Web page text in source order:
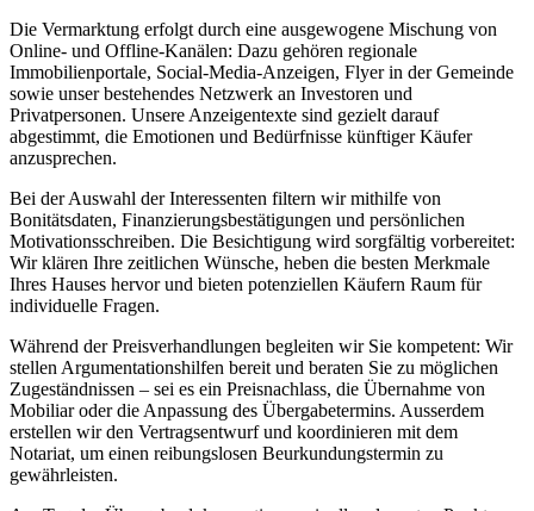
Die Vermarktung erfolgt durch eine ausgewogene Mischung von
Online- und Offline-Kanälen: Dazu gehören regionale
Immobilienportale, Social-Media-Anzeigen, Flyer in der Gemeinde
sowie unser bestehendes Netzwerk an Investoren und
Privatpersonen. Unsere Anzeigentexte sind gezielt darauf
abgestimmt, die Emotionen und Bedürfnisse künftiger Käufer
anzusprechen.
Bei der Auswahl der Interessenten filtern wir mithilfe von
Bonitätsdaten, Finanzierungsbestätigungen und persönlichen
Motivationsschreiben. Die Besichtigung wird sorgfältig vorbereitet:
Wir klären Ihre zeitlichen Wünsche, heben die besten Merkmale
Ihres Hauses hervor und bieten potenziellen Käufern Raum für
individuelle Fragen.
Während der Preisverhandlungen begleiten wir Sie kompetent: Wir
stellen Argumentationshilfen bereit und beraten Sie zu möglichen
Zugeständnissen – sei es ein Preisnachlass, die Übernahme von
Mobiliar oder die Anpassung des Übergabetermins. Ausserdem
erstellen wir den Vertragsentwurf und koordinieren mit dem
Notariat, um einen reibungslosen Beurkundungstermin zu
gewährleisten.